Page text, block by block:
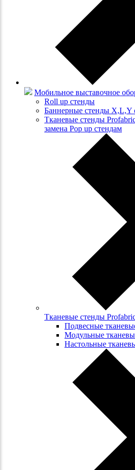
Мобильное выставочное
Roll up стенды
Баннерные стенды X,L,Y
Тканевые стенды
замена Pop up стендам
Тканевые стенды
Подвесные
Модульные
Настольные